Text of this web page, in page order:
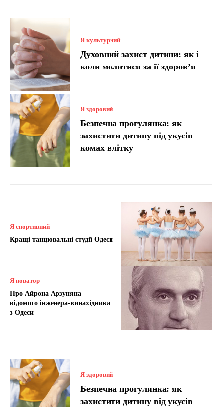
Я культурний
Духовний захист дитини: як і
коли молитися за її здоров’я
Я здоровий
Безпечна прогулянка: як
захистити дитину від укусів
комах влітку
Я спортивний
Кращі танцювальні студії Одеси
Я новатор
Про Айрона Арзуняна –
відомого інженера-винахідника
з Одеси
Я здоровий
Безпечна прогулянка: як
захистити дитину від укусів